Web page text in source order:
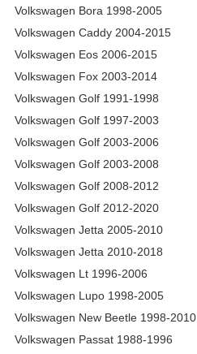
Volkswagen Bora 1998-2005
Volkswagen Caddy 2004-2015
Volkswagen Eos 2006-2015
Volkswagen Fox 2003-2014
Volkswagen Golf 1991-1998
Volkswagen Golf 1997-2003
Volkswagen Golf 2003-2006
Volkswagen Golf 2003-2008
Volkswagen Golf 2008-2012
Volkswagen Golf 2012-2020
Volkswagen Jetta 2005-2010
Volkswagen Jetta 2010-2018
Volkswagen Lt 1996-2006
Volkswagen Lupo 1998-2005
Volkswagen New Beetle 1998-2010
Volkswagen Passat 1988-1996